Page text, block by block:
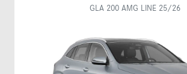
GLA 200 AMG LINE 25/26